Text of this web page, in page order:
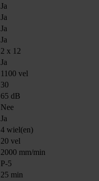
Ja
Ja
Ja
Ja
2 x 12
Ja
1100 vel
30
65 dB
Nee
Ja
4 wiel(en)
20 vel
2000 mm/min
P-5
25 min